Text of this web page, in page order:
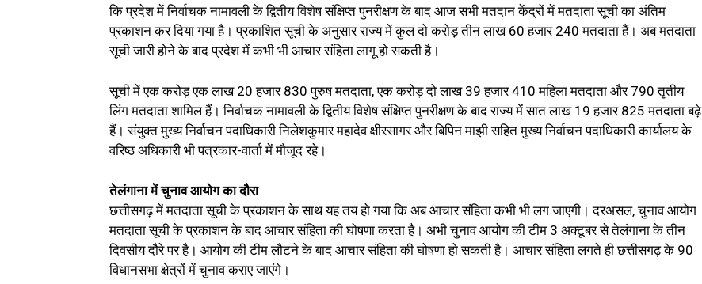
कि प्रदेश में निर्वाचक नामावली के द्वितीय विशेष संक्षिप्त पुनरीक्षण के बाद आज सभी मतदान केंद्रों में मतदाता सूची का अंतिम
प्रकाशन कर दिया गया है। प्रकाशित सूची के अनुसार राज्य में कुल दो करोड़ तीन लाख 60 हजार 240 मतदाता हैं। अब मतदाता
सूची जारी होने के बाद प्रदेश में कभी भी आचार संहिता लागू हो सकती है।
सूची में एक करोड़ एक लाख 20 हजार 830 पुरुष मतदाता, एक करोड़ दो लाख 39 हजार 410 महिला मतदाता और 790 तृतीय
लिंग मतदाता शामिल हैं। निर्वाचक नामावली के द्वितीय विशेष संक्षिप्त पुनरीक्षण के बाद राज्य में सात लाख 19 हजार 825 मतदाता बढ़े
हैं। संयुक्त मुख्य निर्वाचन पदाधिकारी निलेशकुमार महादेव क्षीरसागर और बिपिन माझी सहित मुख्य निर्वाचन पदाधिकारी कार्यालय के
वरिष्ठ अधिकारी भी पत्रकार-वार्ता में मौजूद रहे।
तेलंगाना में चुनाव आयोग का दौरा
छत्तीसगढ़ में मतदाता सूची के प्रकाशन के साथ यह तय हो गया कि अब आचार संहिता कभी भी लग जाएगी। दरअसल, चुनाव आयोग
मतदाता सूची के प्रकाशन के बाद आचार संहिता की घोषणा करता है। अभी चुनाव आयोग की टीम 3 अक्टूबर से तेलंगाना के तीन
दिवसीय दौरे पर है। आयोग की टीम लौटने के बाद आचार संहिता की घोषणा हो सकती है। आचार संहिता लगते ही छत्तीसगढ़ के 90
विधानसभा क्षेत्रों में चुनाव कराए जाएंगे।